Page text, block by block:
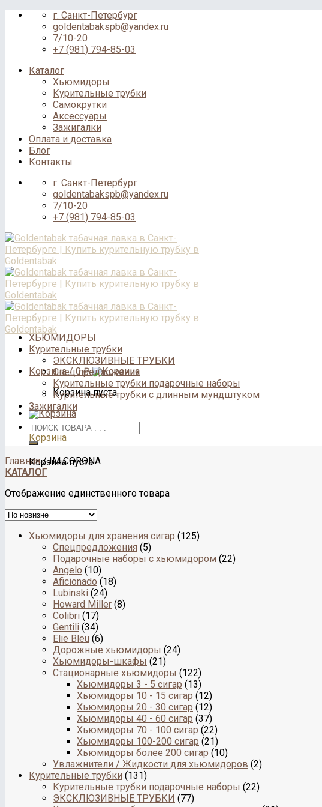
Skip
г. Санкт-Петербург
goldentabakspb@yandex.ru
7/10-20
+7 (981) 794-85-03
Каталог
Хьюмидоры
Курительные трубки
Самокрутки
Аксессуары
Зажигалки
Оплата и доставка
Блог
Контакты
г. Санкт-Петербург
goldentabakspb@yandex.ru
7/10-20
+7 (981) 794-85-03
Корзина /0₽
Корзина пуста.
Корзина
Корзина пуста.
ХЬЮМИДОРЫ
Курительные трубки
ЭКСКЛЮЗИВНЫЕ ТРУБКИ
Спец предложения
Курительные трубки подарочные наборы
Курительные трубки с длинным мундштуком
Зажигалки
Главная /IM CORONA
КАТАЛОГ
Отображение единственного товара
Хьюмидоры для хранения сигар (125)
Спецпредложения (5)
Подарочные наборы с хьюмидором (22)
Angelo (10)
Aficionado (18)
Lubinski (24)
Howard Miller (8)
Colibri (17)
Gentili (34)
Elie Bleu (6)
Дорожные хьюмидоры (24)
Хьюмидоры-шкафы (21)
Стационарные хьюмидоры (122)
Хьюмидоры 3 - 5 сигар (13)
Хьюмидоры 10 - 15 сигар (12)
Хьюмидоры 20 - 30 сигар (12)
Хьюмидоры 40 - 60 сигар (37)
Хьюмидоры 70 - 100 сигар (22)
Хьюмидоры 100-200 сигар (21)
Хьюмидоры более 200 сигар (10)
Увлажнители / Жидкости для хьюмидоров (2)
Курительные трубки (131)
Курительные трубки подарочные наборы (22)
ЭКСКЛЮЗИВНЫЕ ТРУБКИ (77)